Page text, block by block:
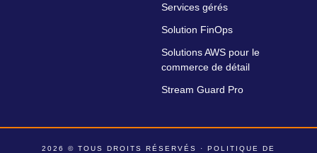
Services gérés
Solution FinOps
Solutions AWS pour le
commerce de détail
Stream Guard Pro
2026 © TOUS DROITS RÉSERVÉS · POLITIQUE DE